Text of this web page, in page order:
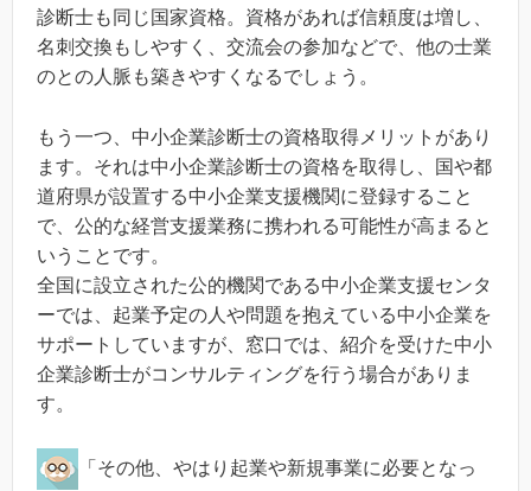
診断士も同じ国家資格。資格があれば信頼度は増し、
名刺交換もしやすく、交流会の参加などで、他の士業
のとの人脈も築きやすくなるでしょう。
もう一つ、中小企業診断士の資格取得メリットがあり
ます。それは中小企業診断士の資格を取得し、国や都
道府県が設置する中小企業支援機関に登録すること
で、公的な経営支援業務に携われる可能性が高まると
いうことです。
全国に設立された公的機関である中小企業支援センタ
ーでは、起業予定の人や問題を抱えている中小企業を
サポートしていますが、窓口では、紹介を受けた中小
企業診断士がコンサルティングを行う場合がありま
す。
「その他、やはり起業や新規事業に必要となっ